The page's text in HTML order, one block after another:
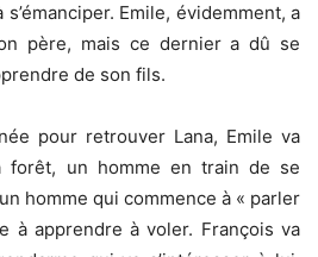
Emile, évidemment, a
père, mais ce dernier a dû se
de son fils.
pour retrouver Lana, Emile va
forêt, un homme en train de se
homme qui commence à « parler
à apprendre à voler. François va